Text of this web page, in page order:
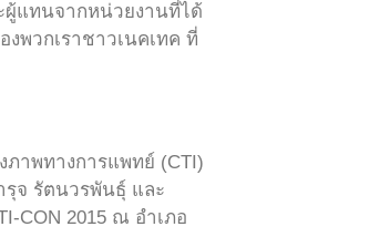
ผู้แทนจากหน่วยงานที่ได้
พวกเราชาวเนคเทค ที่
าพทางการแพทย์ (CTI)
รุจ รัตนวรพันธุ์ และ
CON 2015 ณ อำเภอ